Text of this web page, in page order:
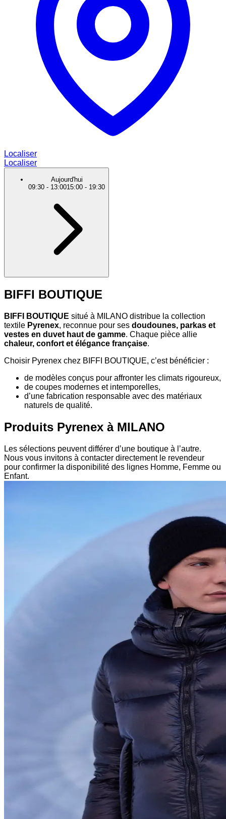
Localiser
Localiser
Aujourd'hui
09:30 - 13:0015:00 - 19:30
BIFFI BOUTIQUE
BIFFI BOUTIQUE situé à MILANO distribue la collection
textile Pyrenex, reconnue pour ses doudounes, parkas et
vestes en duvet haut de gamme. Chaque pièce allie
chaleur, confort et élégance française.
Choisir Pyrenex chez BIFFI BOUTIQUE, c’est bénéficier :
de modèles conçus pour affronter les climats rigoureux,
de coupes modernes et intemporelles,
d’une fabrication responsable avec des matériaux
naturels de qualité.
Produits Pyrenex à MILANO
Les sélections peuvent différer d’une boutique à l’autre.
Nous vous invitons à contacter directement le revendeur
pour confirmer la disponibilité des lignes Homme, Femme ou
Enfant.